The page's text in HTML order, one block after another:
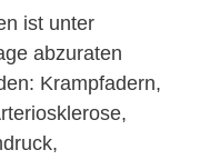
ist unter
abzuraten
Krampfadern,